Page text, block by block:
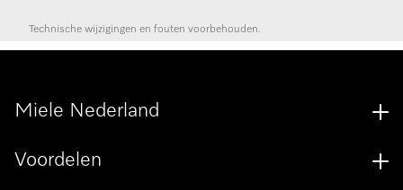
Technische wijzigingen en fouten voorbehouden.
Miele Nederland
Voordelen